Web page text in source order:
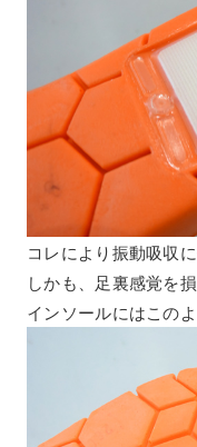
コレにより振動吸収
しかも、足裏感覚を
インソールにはこの